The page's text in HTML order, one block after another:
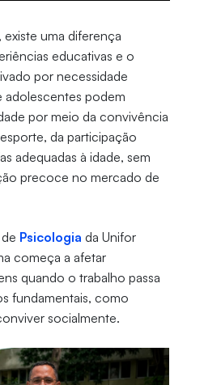
existe uma diferença
educativas e o
por necessidade
adolescentes podem
por meio da convivência
da participação
adequadas à idade, sem
precoce no mercado de
Psicologia da Unifor
começa a afetar
quando o trabalho passa
fundamentais, como
socialmente.